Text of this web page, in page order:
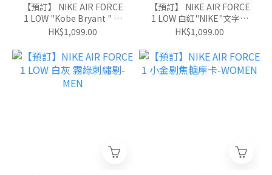
【預訂】 NIKE AIR FORCE
1 LOW "Kobe Bryant " 白
淺藍-GS
HK$1,099.00
【預訂】 NIKE AIR FORCE
1 LOW 白紅"NIKE"文字鞋
帶-GS
HK$1,099.00